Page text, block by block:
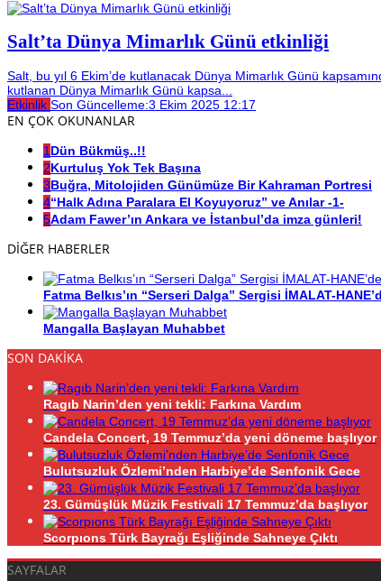
Salt’ta Dünya Mimarlık Günü etkinliği
Salt, bu yıl 6 Ekim’de kutlanacak Dünya Mimarlık Günü
kutlanan Dünya Mimarlık Günü kapsa...
Etkinlik Son Güncelleme:3 Ekim 2025 12:17
EN ÇOK OKUNANLAR
1Dün Bükmüş..!!
2Kurtuluş Yok Tek Başına
3Buğra, Mitolojiden Günümüze Bir Kahraman Portresi
4“Halk Adına Paralara El Koyuyoruz” ve Anılar -1-
5Adam Fawer’ın Ankara ve İstanbul’da imza günleri!
DİĞER HABERLER
Fatma Belkıs’ın “Serseri Dalga” Sergisi İMALAT-
Mangalla Başlayan Muhabbet
SON DAKİKA
Ragıb Narin’den yeni tekli: Farkına Vardım
Candela Concert, 19 Temmuz’da yeni döneme başlıyor
Bulutsuzluk Özlemi’nden Harbiye’de Senfonik Gece
23. Gümüşlük Müzik Festivali 17 Temmuz’da başlıyor
Scorpıons Türk Bayrağı Eşliğinde Sahneye Çıktı
SAYFALAR